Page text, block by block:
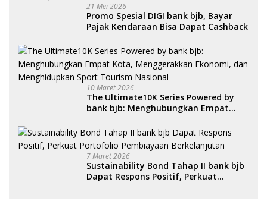
21 Mei 2026
Promo Spesial DIGI bank bjb, Bayar
Pajak Kendaraan Bisa Dapat Cashback
10 Maret 2026
The Ultimate10K Series Powered by
bank bjb: Menghubungkan Empat
Menghidupkan Sport Tourism
Nasional
7 Maret 2026
Sustainability Bond Tahap II bank bjb
Dapat Respons Positif, Perkuat